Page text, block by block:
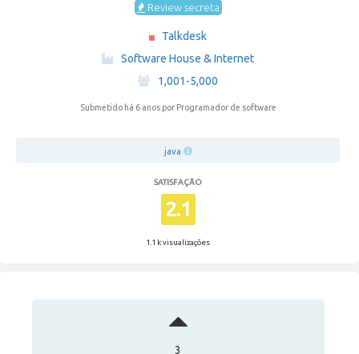
Review secreta
Talkdesk
Software House & Internet
·
1,001-5,000
Submetido há 6 anos por Programador de software
java
SATISFAÇÃO
2.1
1.1 k visualizações
3